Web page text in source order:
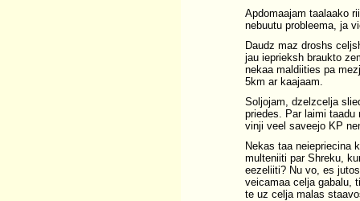
Apdomaajam taalaako
nebuutu probleema, ja
Daudz maz droshs
jau ieprieksh braukto
nekaa maldiities pa
5km ar kaajaam.
Soljojam, dzelzcelja
priedes. Par laimi taadu
vinji veel saveejo KP
Nekas taa neiepriecina
multeniiti par Shreku,
eezeliiti? Nu vo, es
veicamaa celja gabalu,
te uz celja malas